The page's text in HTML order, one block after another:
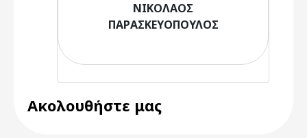
ΝΙΚΟΛΑΟΣ
ΠΑΡΑΣΚΕΥΟΠΟΥΛΟΣ
Ακολουθήστε μας